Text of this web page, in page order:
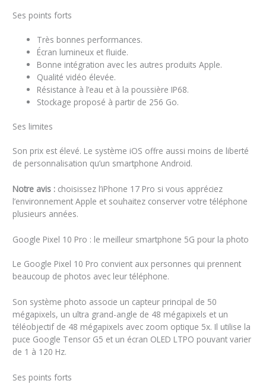
Ses points forts
Très bonnes performances.
Écran lumineux et fluide.
Bonne intégration avec les autres produits Apple.
Qualité vidéo élevée.
Résistance à l’eau et à la poussière IP68.
Stockage proposé à partir de 256 Go.
Ses limites
Son prix est élevé. Le système iOS offre aussi moins de liberté
de personnalisation qu’un smartphone Android.
Notre avis : choisissez l’iPhone 17 Pro si vous appréciez
l’environnement Apple et souhaitez conserver votre téléphone
plusieurs années.
Google Pixel 10 Pro : le meilleur smartphone 5G pour la photo
Le Google Pixel 10 Pro convient aux personnes qui prennent
beaucoup de photos avec leur téléphone.
Son système photo associe un capteur principal de 50
mégapixels, un ultra grand-angle de 48 mégapixels et un
téléobjectif de 48 mégapixels avec zoom optique 5x. Il utilise la
puce Google Tensor G5 et un écran OLED LTPO pouvant varier
de 1 à 120 Hz.
Ses points forts